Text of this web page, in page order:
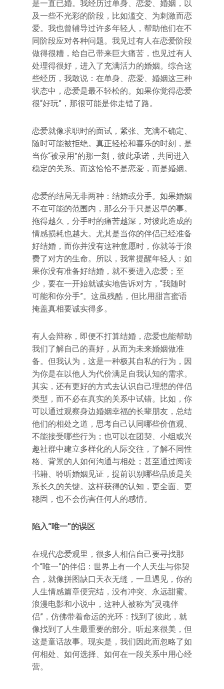
是一直已婚。我经历过单身、恋爱、婚姻，以
及一些不光彩的阶段，比如滥交、为刺激而恋
爱。我也曾辅导过许多年轻人，帮助他们在不
同阶段应对各种问题。我见过有人在恋爱阶段
做得很糟，给自己带来巨大痛苦，也见过有人
处理得很好，进入了充满活力的婚姻。综合这
些经历，我敢说：在单身、恋爱、婚姻这三种
状态中，恋爱是最不轻松的。如果你觉得恋爱
很“好玩”，那很可能是你走错了路。
恋爱就像求职时的面试，紧张、充满不确定、
随时可能被拒绝。真正轻松和喜乐的时刻，是
当你“被录用”的那一刻，彼此承诺，共同进入
稳定的关系。而这恰恰不是恋爱，而是婚姻。
恋爱的结局无非两种：结婚或分手。如果婚姻
不在可能的范围内，那么分手只是迟早的事。
拖得越久，分手时的痛苦越深，对彼此造成的
情感损耗也越大。尤其是当你的伴侣已经准备
好结婚，而你并没有这种意愿时，你就等于浪
费了对方的生命。所以，我常提醒年轻人：如
果你没有准备好结婚，就不要进入恋爱；至
少，要在一开始就诚实地告诉对方，“我随时
可能和你分手”。这虽残酷，但比用甜言蜜语
掩盖真相要诚实得多。
有人会辩称，即便不打算结婚，恋爱也能帮助
我们了解自己的喜好，从而为未来婚姻做准
备。但我认为，这是一种极其自私的行为，因
为你是在以他人为代价满足自我认知的需求。
其实，还有更好的方式去认识自己理想的伴侣
类型，而不必在真实的关系中试错。比如，你
可以通过观察身边婚姻幸福的长辈朋友，总结
他们的相处之道，思考自己认同哪些价值观、
不能接受哪些行为；也可以在团契、小组或兴
趣社群中建立多样化的人际交往，了解不同性
格、背景的人如何沟通与相处；甚至通过阅读
书籍、聆听婚姻见证，提前识别哪些品质是关
系长久的关键。这样获得的认知，更全面、更
稳固，也不会伤害任何人的感情。
陷入“唯一”的误区
在现代恋爱观里，很多人相信自己要寻找那
个“唯一”的伴侣：世界上有一个人天生与你契
合，就像拼图缺口天衣无缝，一旦遇见，你的
人生情感篇章便完结，没有冲突、永远甜蜜。
浪漫电影和小说中，这种人被称为“灵魂伴
侣”，仿佛带着命运的光环：找到了彼此，就
像找到了人生最重要的部分。听起来很美，但
这是童话故事。现实是，我们因此而忽略了如
何相处、如何选择、如何在一段关系中用心经
营。